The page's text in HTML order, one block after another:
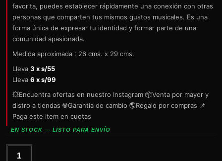
favorita, puedes establecer rápidamente una conexión con otras
personas que comparten tus mismos gustos musicales. Es una
forma única de expresar tu identidad y formar parte de una
comunidad apasionada.
Medida aproximada : 26 cms. x 29 cms.
Lleva 3 x s/55
Lleva 6 x s/99
💥Encuentra ofertas en nuestro Instagram 📦Venta por mayor y
distro a tiendas ☢️Garantía de cambio 🌎Regalo por compras 📌
Paga este item en cuotas
EN STOCK — LISTO PARA ENVÍO